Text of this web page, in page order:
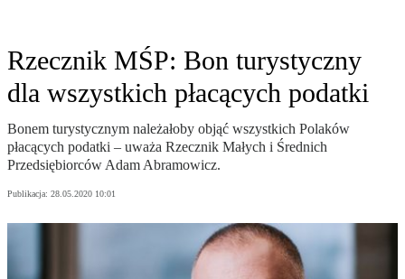
Rzecznik MŚP: Bon turystyczny
dla wszystkich płacących podatki
Bonem turystycznym należałoby objąć wszystkich Polaków
płacących podatki – uważa Rzecznik Małych i Średnich
Przedsiębiorców Adam Abramowicz.
Publikacja: 28.05.2020 10:01